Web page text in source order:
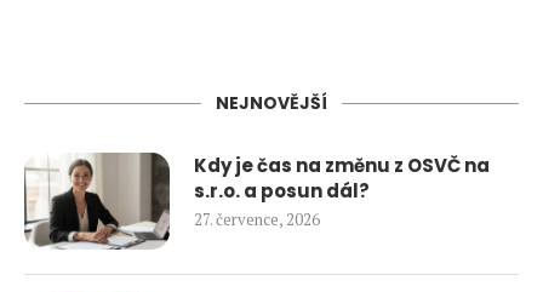
NEJNOVĚJŠÍ
Kdy je čas na změnu z OSVČ na
s.r.o. a posun dál?
27. července, 2026